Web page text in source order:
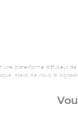
une plate-forme diffuseur
merci de nous le